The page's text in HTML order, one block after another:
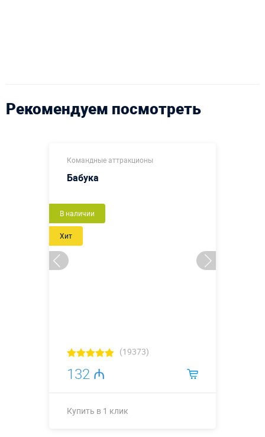
Рекомендуем посмотреть
Командные аттракционы
Бабука
Новый
Хит
В наличии
(19373)
132 ₼
Купить в 1 клик